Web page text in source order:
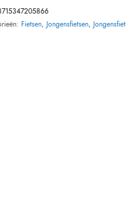
Fietsen, Jongensfietsen,